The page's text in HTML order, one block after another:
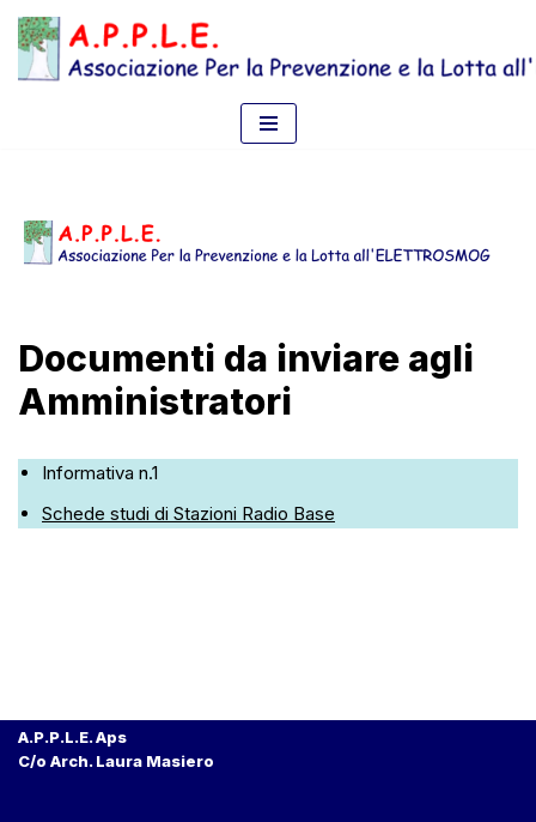
Vai
Documenti da inviare agli
Amministratori
Informativa n.1
Schede studi di Stazioni Radio Base
A.P.P.L.E. Aps
C/o Arch. Laura Masiero